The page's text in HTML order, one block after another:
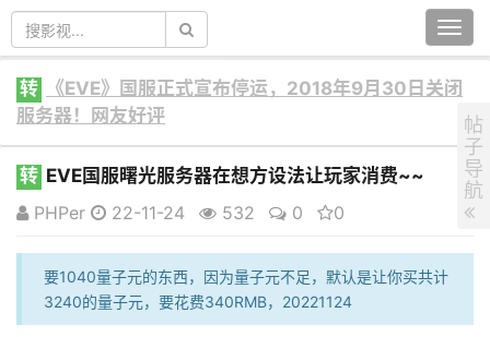
转
《EVE》国服正式宣布停运，2018年9月30日关闭
服务器！网友好评
转 EVE国服曙光服务器在想方设法让玩家消费~~
PHPer
22-11-24 532 0 0
要1040量子元的东西，因为量子元不足，默认是让你买共计
3240的量子元，要花费340RMB，20221124
帖
子
导
航